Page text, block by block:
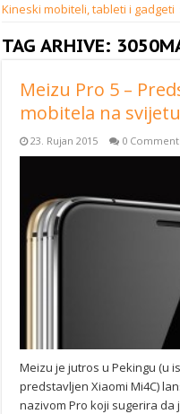
Kineski mobiteli, tableti i gadgeti
TAG ARHIVE:
Meizu Pro 5 –
mobitela na svijetu
23. Rujan 2015 0
Meizu je jutros u Pekingu (u
predstavljen Xiaomi Mi4C)
nazivom Pro koji sugerira da